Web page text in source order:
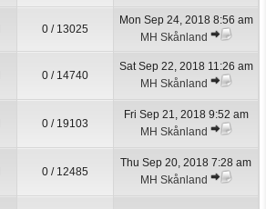
0 / 13025
Mon Sep 24, 2018 8:56 am
MH Skånland
0 / 14740
Sat Sep 22, 2018 11:26 am
MH Skånland
0 / 19103
Fri Sep 21, 2018 9:52 am
MH Skånland
0 / 12485
Thu Sep 20, 2018 7:28 am
MH Skånland